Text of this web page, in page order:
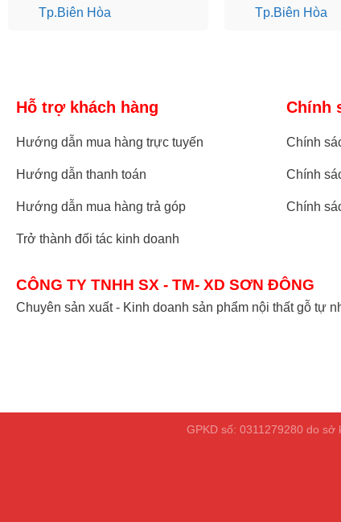
Tp.Biên Hòa
Tp.Biên Hòa
Hỗ trợ khách hàng
Hướng dẫn mua hàng trực tuyến
Hướng dẫn thanh toán
Hướng dẫn mua hàng trả góp
Trở thành đối tác kinh doanh
Chính
Chính
Chính
Chính
CÔNG TY TNHH SX - TM- XD SƠN ĐÔNG
Chuyên sản xuất - Kinh doanh sản phẩm nội thất gỗ tự
GPKD số: 0311279280 do